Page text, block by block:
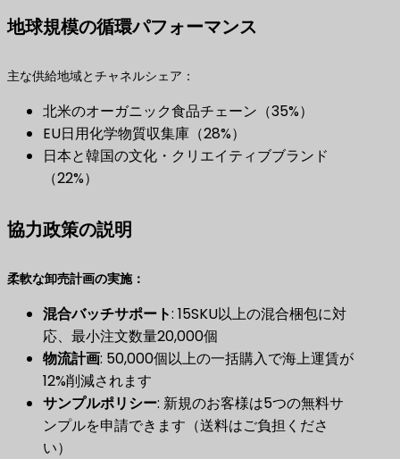
地球規模の循環パフォーマンス
主な供給地域とチャネルシェア：
北米のオーガニック食品チェーン（35%）
EU日用化学物質収集庫（28%）
日本と韓国の文化・クリエイティブブランド
（22%）
協力政策の説明
柔軟な卸売計画の実施：
混合バッチサポート​: 15SKU以上の混合梱包に対
応、最小注文数量20,000個
物流計画​: 50,000個以上の一括購入で海上運賃が
12%削減されます
サンプルポリシー​: 新規のお客様は5つの無料サ
ンプルを申請できます（送料はご負担くださ
い）